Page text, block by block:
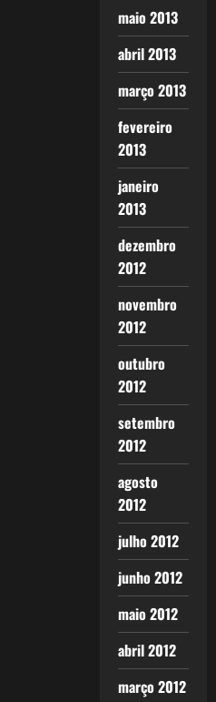
maio 2013
abril 2013
março 2013
fevereiro
2013
janeiro
2013
dezembro
2012
novembro
2012
outubro
2012
setembro
2012
agosto
2012
julho 2012
junho 2012
maio 2012
abril 2012
março 2012